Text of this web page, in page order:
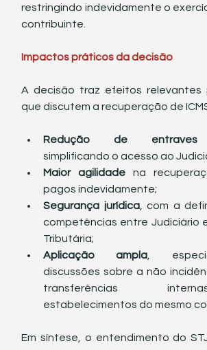
restringindo indevidamente o
contribuinte.
Impactos práticos da decisão
A decisão traz efeitos relevantes
que discutem a recuperação de
Redução de entraves
simplificando o acesso ao
Maior agilidade na
pagos indevidamente;
Segurança jurídica, com a
competências entre Judiciário
Tributária;
Aplicação ampla ,
discussões sobre a não
transferências
estabelecimentos do mesmo
Em síntese, o entendimento do